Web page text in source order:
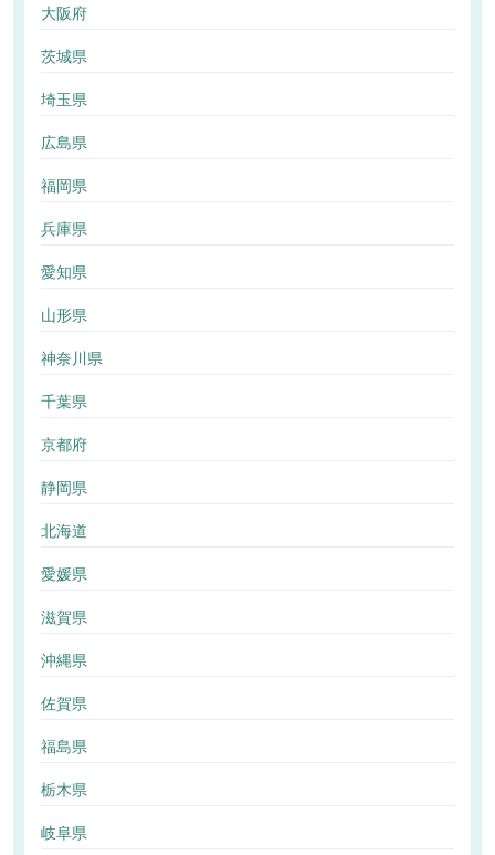
大阪府
茨城県
埼玉県
広島県
福岡県
兵庫県
愛知県
山形県
神奈川県
千葉県
京都府
静岡県
北海道
愛媛県
滋賀県
沖縄県
佐賀県
福島県
栃木県
岐阜県